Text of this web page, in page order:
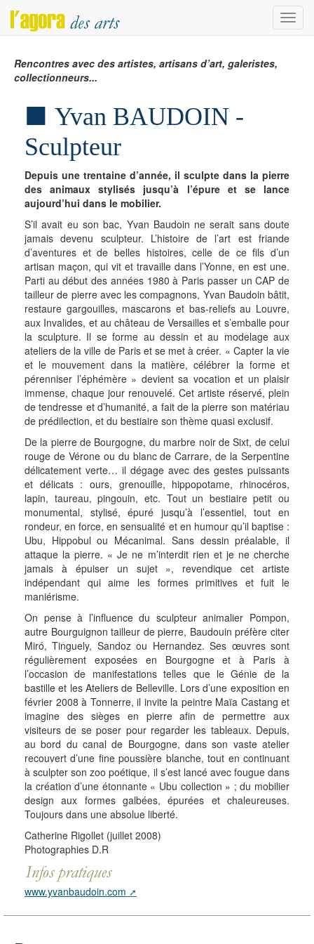
Menu
Rencontres avec des artistes, artisans d’art, galeristes,
collectionneurs...
Yvan BAUDOIN -
Sculpteur
Depuis une trentaine d’année, il sculpte dans la pierre
des animaux stylisés jusqu’à l’épure et se lance
aujourd’hui dans le mobilier.
S’il avait eu son bac, Yvan Baudoin ne serait sans doute
jamais devenu sculpteur. L’histoire de l’art est friande
d’aventures et de belles histoires, celle de ce fils d’un
artisan maçon, qui vit et travaille dans l’Yonne, en est une.
Parti au début des années 1980 à Paris passer un CAP de
tailleur de pierre avec les compagnons, Yvan Baudoin bâtit,
restaure gargouilles, mascarons et bas-reliefs au Louvre,
aux Invalides, et au château de Versailles et s’emballe pour
la sculpture. Il se forme au dessin et au modelage aux
ateliers de la ville de Paris et se met à créer. « Capter la vie
et le mouvement dans la matière, célébrer la forme et
pérenniser l’éphémère » devient sa vocation et un plaisir
immense, chaque jour renouvelé. Cet artiste réservé, plein
de tendresse et d’humanité, a fait de la pierre son matériau
de prédilection, et du bestiaire son thème quasi exclusif.
De la pierre de Bourgogne, du marbre noir de Sixt, de celui
rouge de Vérone ou du blanc de Carrare, de la Serpentine
délicatement verte… il dégage avec des gestes puissants
et délicats : ours, grenouille, hippopotame, rhinocéros,
lapin, taureau, pingouin, etc. Tout un bestiaire petit ou
monumental, stylisé, épuré jusqu’à l’essentiel, tout en
rondeur, en force, en sensualité et en humour qu’il baptise :
Ubu, Hippobul ou Mécanimal. Sans dessin préalable, il
attaque la pierre. « Je ne m’interdit rien et je ne cherche
jamais à épuiser un sujet », revendique cet artiste
indépendant qui aime les formes primitives et fuit le
maniérisme.
On pense à l’influence du sculpteur animalier Pompon,
autre Bourguignon tailleur de pierre, Baudouin préfère citer
Miró, Tinguely, Sandoz ou Hernandez. Ses œuvres sont
régulièrement exposées en Bourgogne et à Paris à
l’occasion de manifestations telles que le Génie de la
bastille et les Ateliers de Belleville. Lors d’une exposition en
février 2008 à Tonnerre, il invite la peintre Maïa Castang et
imagine des sièges en pierre afin de permettre aux
visiteurs de se poser pour regarder les tableaux. Depuis,
au bord du canal de Bourgogne, dans son vaste atelier
recouvert d’une fine poussière blanche, tout en continuant
à sculpter son zoo poétique, il s’est lancé avec fougue dans
la création d’une étonnante « Ubu collection » ; du mobilier
design aux formes galbées, épurées et chaleureuses.
Toujours dans une absolue liberté.
Catherine Rigollet (juillet 2008)
Photographies D.R
www.yvanbaudoin.com